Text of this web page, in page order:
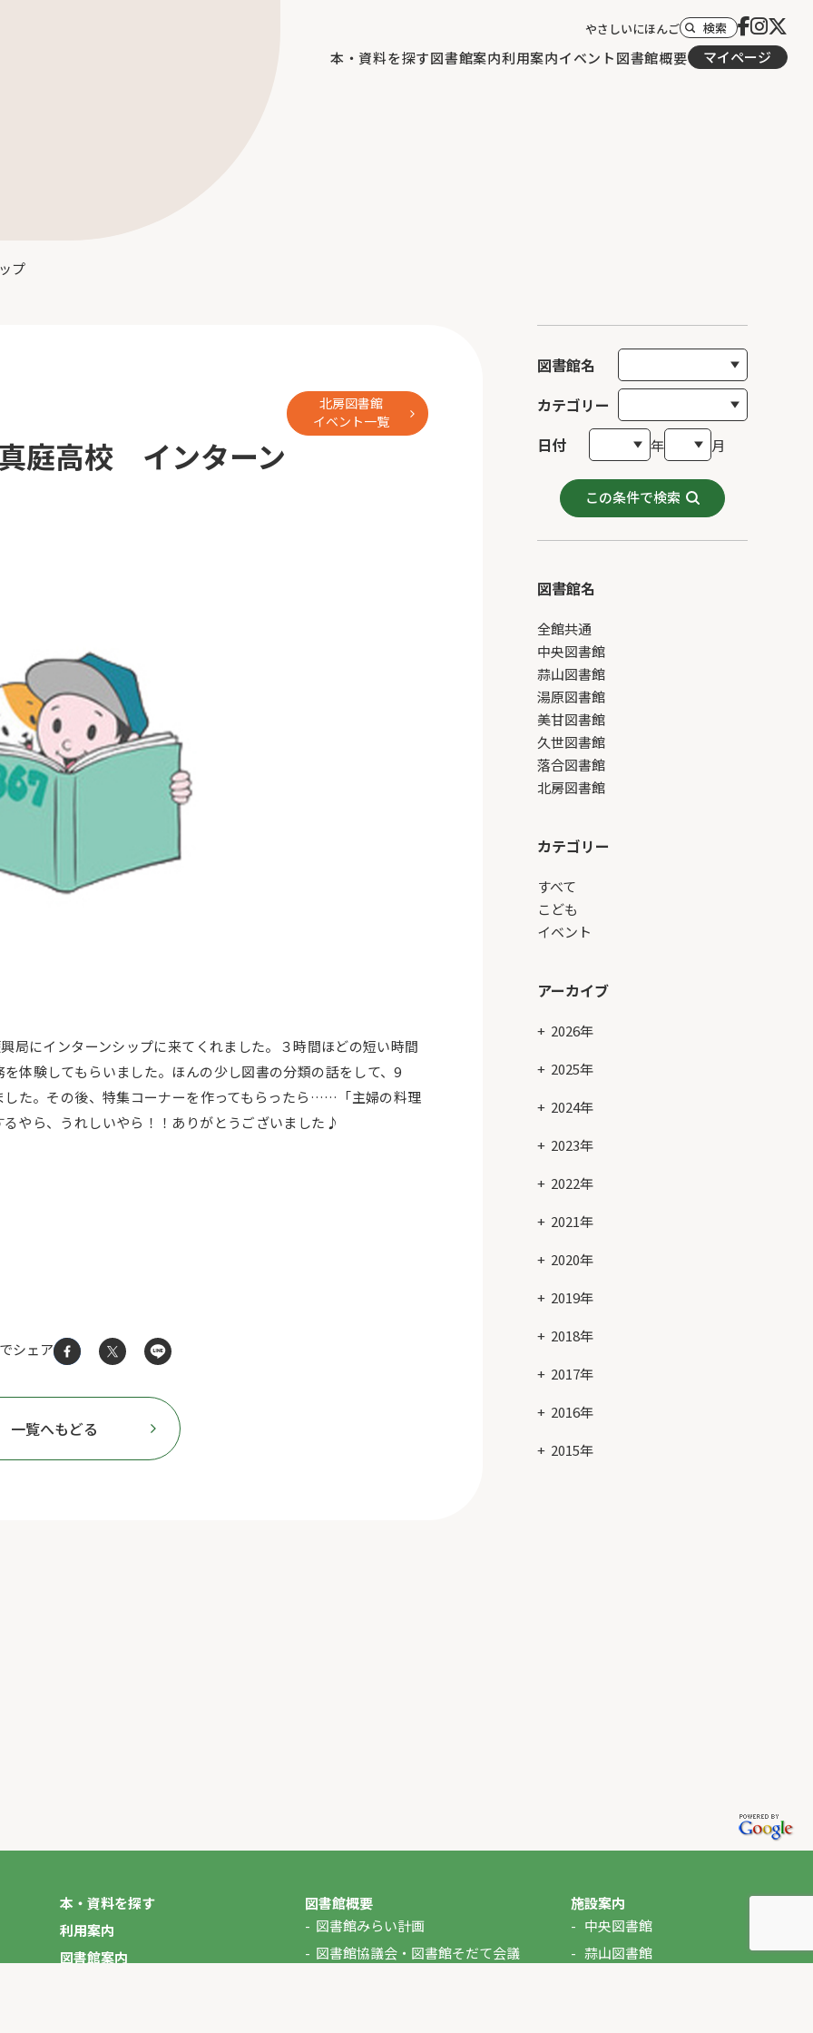
本・資料を探す図書館案内利用案内イベント図書館概要 マイページ
やさしいにほんご 検索
プ
図書館名
カテゴリー
日付
年 月
この条件で検索
図書館名
全館共通
中央図書館
蒜山図書館
湯原図書館
美甘図書館
久世図書館
落合図書館
北房図書館
カテゴリー
すべて
こども
イベント
アーカイブ
2026年
2025年
2024年
2023年
2022年
2021年
2020年
2019年
2018年
2017年
2016年
2015年
庭高校 インターン
北房図書館
イベント一覧
局にインターンシップに来てくれました。３時間ほどの短い時間
体験してもらいました。ほんの少し図書の分類の話をして、9
た。その後、特集コーナーを作ってもらったら……「主婦の料理
やら、うれしいやら！！ありがとうございました♪
シェア
一覧へもどる
本・資料を探す
利用案内
図書館案内
図書館概要
図書館みらい計画
図書館協議会・図書館そだて会議
施設案内
中央図書館
蒜山図書館